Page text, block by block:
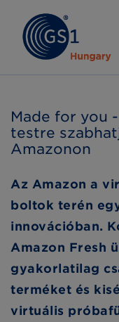
Made for you
testre
Amazonon
Az Amazon a
boltok terén
innovációban.
Amazon Fresh
gyakorlatilag
terméket és
virtuális